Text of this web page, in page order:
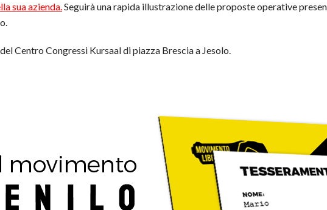
sua azienda.Seguirà una rapida illustrazione delle proposte operative
Centro Congressi Kursaal di piazza Brescia a Jesolo.